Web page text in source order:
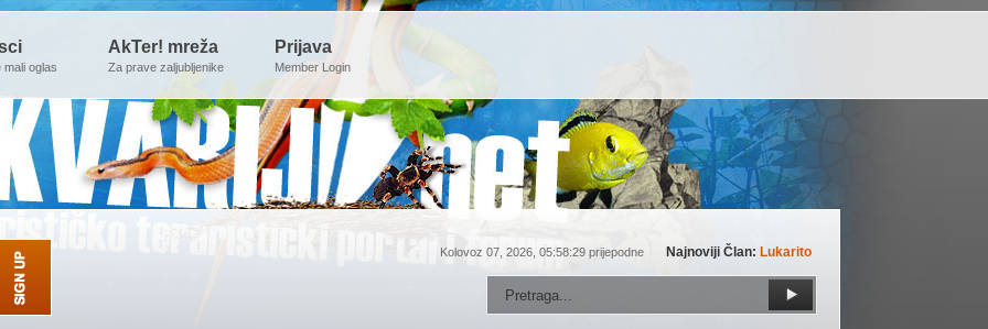
mali oglas
AkTer! mreža
Za prave zaljubljenike
Prijava
Member Login
Kolovoz 07, 2026, 05:58:29 prijepodne Najnoviji Član: Lukarito